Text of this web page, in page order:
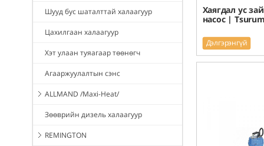
Шууд бус шаталттай халаагуур
Цахилгаан халаагуур
Хэт улаан туяагаар төөнөгч
Агааржуулалтын сэнс
ALLMAND /Maxi-Heat/
Зөөврийн дизель халаагуур
REMINGTON
Хаягдал ус
насос |
Дэлгэрэнгүй